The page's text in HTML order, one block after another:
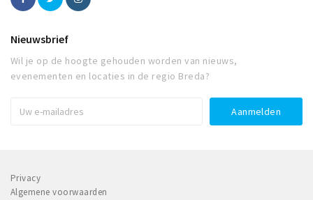
Nieuwsbrief
Wil je op de hoogte gehouden worden van nieuws,
evenementen en locaties in de regio Breda?
Privacy
Algemene voorwaarden